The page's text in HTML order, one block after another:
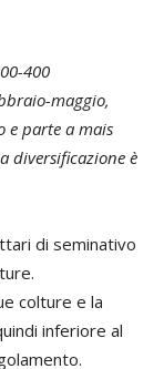
400
maggio,
e parte a mais
diversificazione è
di seminativo
colture e la
inferiore al